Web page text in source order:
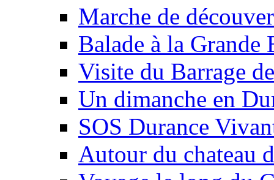
Marche de
Balade à la Grande
Visite du Barrage
Un dimanche en
SOS Durance
Autour du chateau